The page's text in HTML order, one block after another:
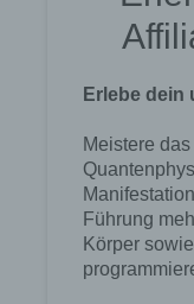
System auf
Zugriffs auf die
Service-
(8) sonstige
der
unsere
dienen.